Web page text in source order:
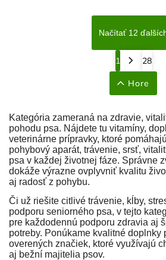
Načítať 12
1 28
Hore
Kategória zameraná na zdravie,
pohodu psa. Nájdete tu vitamíny,
veterinárne prípravky, ktoré
pohybový aparát, trávenie, srsť,
psa v každej životnej fáze. Správne
dokáže výrazne ovplyvniť kvalitu
aj radosť z pohybu.
Či už riešite citlivé trávenie, kĺby,
podporu seniorného psa, v tejto
pre každodennú podporu zdravia aj
potreby. Ponúkame kvalitné doplnky
overených značiek, ktoré využívajú
aj bežní majitelia psov.